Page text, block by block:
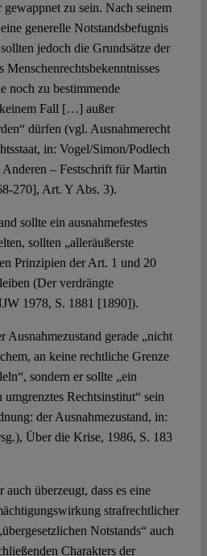
zu sein. Nach seinem
generelle Notstandsbefugnis
jedoch die Grundsätze der
Menschenrechtsbekenntnisses
noch zu bestimmende
Fall […] außer
dürfen (vgl. Ausnahmerecht
in: Vogel/Simon/Podlech
– Festschrift für Martin
270], Art. Y Abs. 3).
sollte ein ausnahmefestes
sollten „alleräußerste
Prinzipien der Art. 1 und 20
(Der verdrängte
1978, S. 1881 [1890]).
Ausnahmezustand gerade „nicht
an keine rechtliche Grenze
sondern er sollte „ein
Rechtsinstitut“ sein
der Ausnahmezustand, in:
Über die Krise, 1986, S. 183
überzeugt, dass es eine
strafrechtlicher
Notstands“ auch
Charakters der